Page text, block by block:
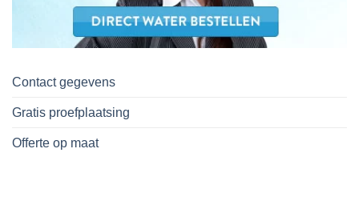
Contact gegevens
Gratis proefplaatsing
Offerte op maat